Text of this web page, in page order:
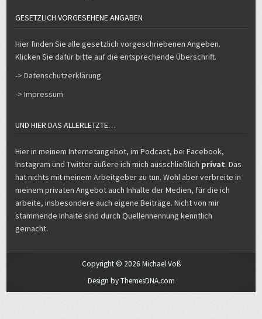
GESETZLICH VORGESEHENE ANGABEN
Hier finden Sie alle gesetzlich vorgeschriebenen Angeben.
Klicken Sie dafür bitte auf die entsprechende Überschrift.
-> Datenschutzerklärung
-> Impressum
UND HIER DAS ALLERLETZTE…
Hier in meinem Internetangebot, im Podcast, bei Facebook,
Instagram und Twitter äußere ich mich ausschließlich privat. Das
hat nichts mit meinem Arbeitgeber zu tun. Wohl aber verbreite in
meinem privaten Angebot auch Inhalte der Medien, für die ich
arbeite, insbesondere auch eigene Beiträge. Nicht von mir
stammende Inhalte sind durch Quellennennung kenntlich
gemacht.
Copyright © 2026 Michael Voß
Design by ThemesDNA.com